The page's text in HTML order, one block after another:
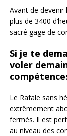
Avant de devenir
plus de 3400
sacré gage de
Si je te
voler
Le Rafale sans
extrêmement
fermés. Il est
au niveau des